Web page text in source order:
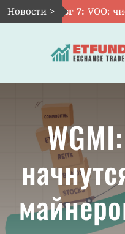
Skip
to
Новости >Авг 7:VOO:
ГЛАВНАЯ
ЧТО ТАКОЕ ETF
ИНВЕСТИЦИИ В
ТЕМАТИЧЕСКИЕ